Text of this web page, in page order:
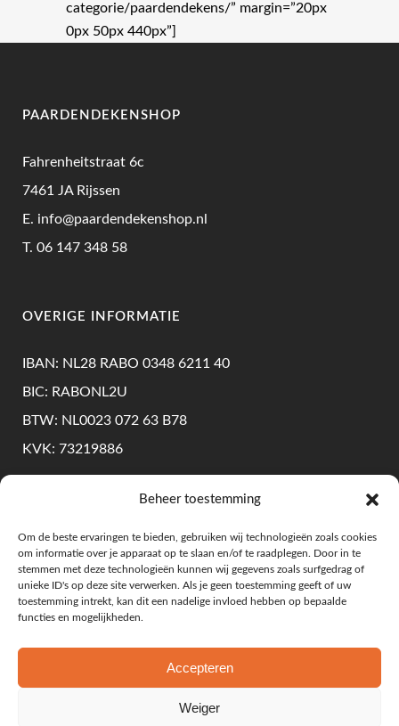
Beheer toestemming
Om de beste ervaringen te bieden, gebruiken wij technologieën zoals cookies
om informatie over je apparaat op te slaan en/of te raadplegen. Door in te
stemmen met deze technologieën kunnen wij gegevens zoals surfgedrag of
unieke ID's op deze site verwerken. Als je geen toestemming geeft of uw
toestemming intrekt, kan dit een nadelige invloed hebben op bepaalde
functies en mogelijkheden.
Accepteren
Weiger
categorie/paardendekens/” margin=”20px
0px 50px 440px”]
PAARDENDEKENSHOP
Fahrenheitstraat 6c
7461 JA Rijssen
E. info@paardendekenshop.nl
T. 06 147 348 58
OVERIGE INFORMATIE
IBAN: NL28 RABO 0348 6211 40
BIC: RABONL2U
BTW: NL0023 072 63 B78
KVK: 73219886
Levering & Retourneren
Algemene Voorwaarden
Privacy Beleid